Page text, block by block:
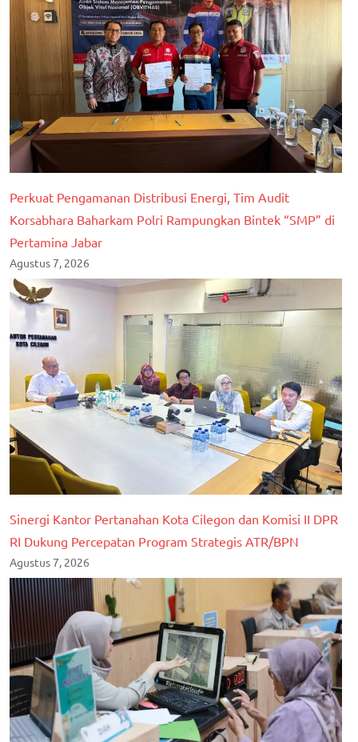
Perkuat Pengamanan Distribusi Energi, Tim Audit
Korsabhara Baharkam Polri Rampungkan Bintek “SMP” di
Pertamina Jabar
Agustus 7, 2026
Sinergi Kantor Pertanahan Kota Cilegon dan Komisi II DPR
RI Dukung Percepatan Program Strategis ATR/BPN
Agustus 7, 2026